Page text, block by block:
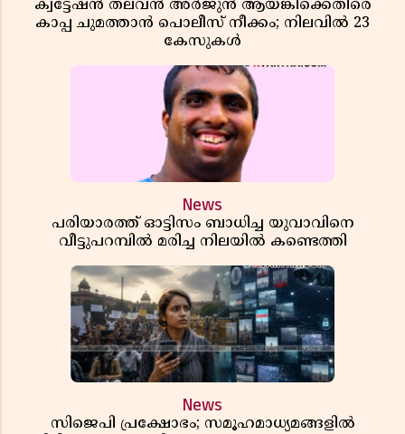
ക്വട്ടേഷൻ തലവൻ അർജുൻ ആയങ്കിക്കെതിരെ
കാപ്പ ചുമത്താൻ പൊലീസ് നീക്കം; നിലവിൽ 23
കേസുകൾ
News
പരിയാരത്ത് ഓട്ടിസം ബാധിച്ച യുവാവിനെ
വീട്ടുപറമ്പിൽ മരിച്ച നിലയിൽ കണ്ടെത്തി
News
സിജെപി പ്രക്ഷോഭം; സമൂഹമാധ്യമങ്ങളിൽ